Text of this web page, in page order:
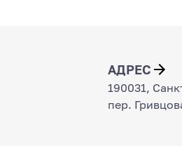
АДРЕС
190031,
пер.